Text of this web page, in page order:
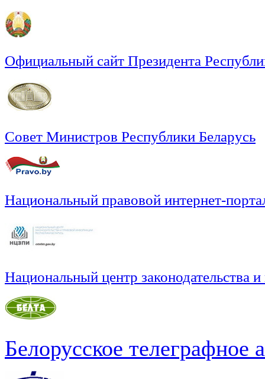
Официальный сайт Президента
Совет Министров Республики Беларусь
Национальный правовой интернет-
Национальный центр законодательства
Белорусское телеграфное